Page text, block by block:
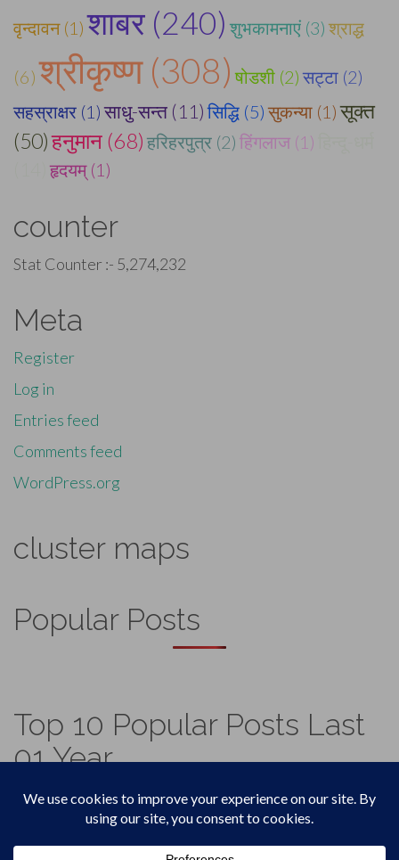
वृन्दावन (1) शाबर (240) शुभकामनाएं (3) श्राद्ध
(6) श्रीकृष्ण (308) षोडशी (2) सट्टा (2)
सहस्राक्षर (1) साधु-सन्त (11) सिद्धि (5) सुकन्या (1) सूक्त
(50)हनुमान (68) हरिहरपुत्र (2) हिंगलाज (1)
हृदयम् (1)
counter
Stat Counter :- 5,274,232
Meta
Register
Log in
Entries feed
Comments feed
WordPress.org
cluster maps
Popular Posts
Top 10 Popular Posts Last
01 Year
Footer
Top Home